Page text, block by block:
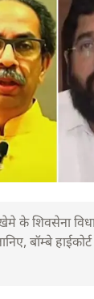
के शिवसेना
बॉम्बे हाईकोर्ट